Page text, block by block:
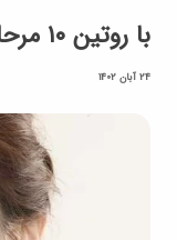
با روتین ۱۰ مرحله‌ای پوست کره‌ای آشنا شوید
24 آبان 1402